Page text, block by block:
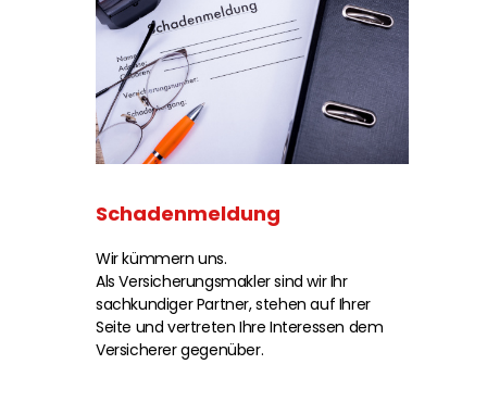
Schadenmeldung
Wir kümmern uns.
Als Versicherungsmakler sind wir Ihr
sachkundiger Partner, stehen auf Ihrer
Seite und vertreten Ihre Interessen dem
Versicherer gegenüber.